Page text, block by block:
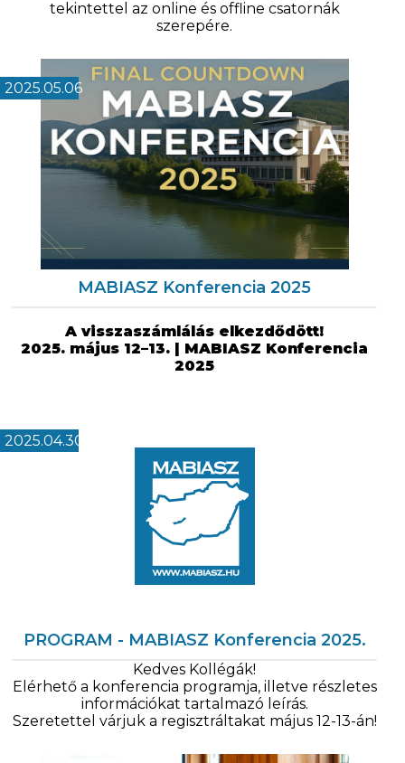
tekintettel az online és offline csatornák
szerepére.
2025.05.06
MABIASZ Konferencia 2025
A visszaszámlálás elkezdődött!
2025. május 12–13. | MABIASZ Konferencia
2025
2025.04.30
PROGRAM - MABIASZ Konferencia 2025.
Kedves Kollégák!
Elérhető a konferencia programja, illetve részletes
információkat tartalmazó leírás.
Szeretettel várjuk a regisztráltakat május 12-13-án!